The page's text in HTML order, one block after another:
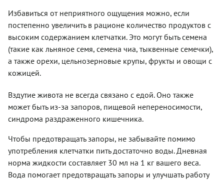
Избавиться от неприятного ощущения можно, если
постепенно увеличить в рационе количество продуктов с
высоким содержанием клетчатки. Это могут быть семена
(такие как льняное семя, семена чиа, тыквенные семечки),
а также орехи, цельнозерновые крупы, фрукты и овощи с
кожицей.
Вздутие живота не всегда связано с едой. Оно также
может быть из-за запоров, пищевой непереносимости,
синдрома раздраженного кишечника.
Чтобы предотвращать запоры, не забывайте помимо
употребления клетчатки пить достаточно воды. Дневная
норма жидкости составляет 30 мл на 1 кг вашего веса.
Вода помогает предотвращать запоры и улучшать работу